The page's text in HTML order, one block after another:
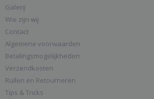
Galerij
Wie zijn wij
Contact
Algemene voorwaarden
Betalingsmogelijkheden
Verzendkosten
Ruilen en Retourneren
Tips & Tricks